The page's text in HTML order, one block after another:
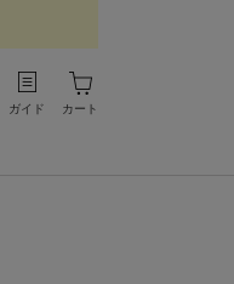
ガイド カート